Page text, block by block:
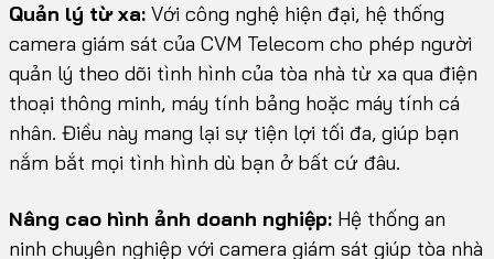
Quản lý từ xa: Với công nghệ hiện đại, hệ thống
camera giám sát của CVM Telecom cho phép người
quản lý theo dõi tình hình của tòa nhà từ xa qua điện
thoại thông minh, máy tính bảng hoặc máy tính cá
nhân. Điều này mang lại sự tiện lợi tối đa, giúp bạn
nắm bắt mọi tình hình dù bạn ở bất cứ đâu.
Nâng cao hình ảnh doanh nghiệp: Hệ thống an
ninh chuyên nghiệp với camera giám sát giúp tòa nhà